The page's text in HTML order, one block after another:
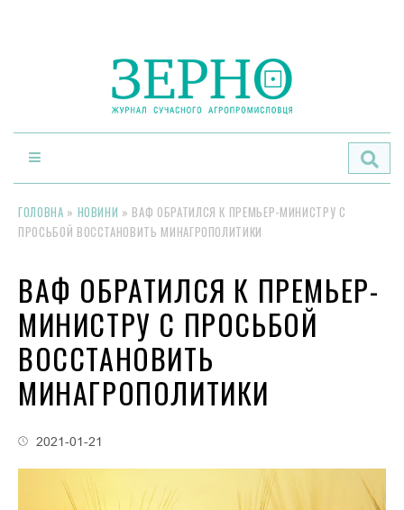
ГОЛОВНА » НОВИНИ » ВАФ ОБРАТИЛСЯ К ПРЕМЬЕР-МИНИСТРУ С
ПРОСЬБОЙ ВОССТАНОВИТЬ МИНАГРОПОЛИТИКИ
ВАФ ОБРАТИЛСЯ К ПРЕМЬЕР-
МИНИСТРУ С ПРОСЬБОЙ
ВОССТАНОВИТЬ
МИНАГРОПОЛИТИКИ
2021-01-21